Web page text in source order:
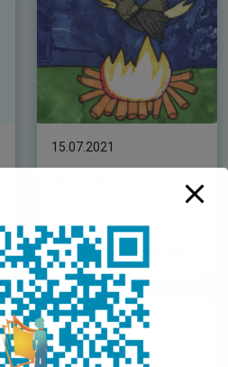
15.07.2021
Читать полностью